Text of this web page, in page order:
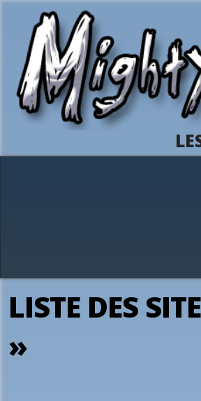
LISTE DES
»